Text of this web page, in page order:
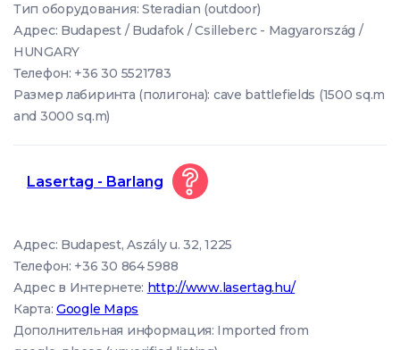
Тип оборудования: Steradian (outdoor)
Адрес: Budapest / Budafok / Csilleberc - Magyarország /
HUNGARY
Телефон: +36 30 5521783
Размер лабиринта (полигона): cave battlefields (1500 sq.m
and 3000 sq.m)
Lasertag - Barlang
Адрес: Budapest, Aszály u. 32, 1225
Телефон: +36 30 864 5988
Адрес в Интернете: http://www.lasertag.hu/
Карта:Google Maps
Дополнительная информация: Imported from